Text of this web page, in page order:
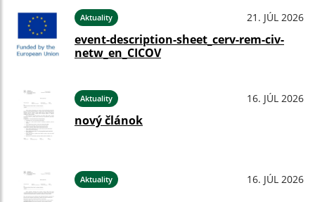
Aktuality 21. JÚL 2026
event-description-sheet_cerv-rem-civ-
netw_en_CICOV
Aktuality 16. JÚL 2026
nový článok
Aktuality 16. JÚL 2026